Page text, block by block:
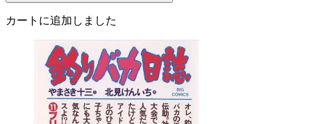
カートに追加しました